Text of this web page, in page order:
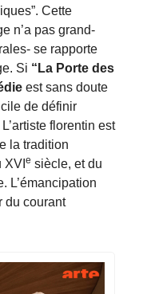
Cette
n’a pas grand-
se rapporte
Si “La Porte des
est sans doute
de définir
florentin est
la tradition
e siècle, et du
L’émancipation
du courant